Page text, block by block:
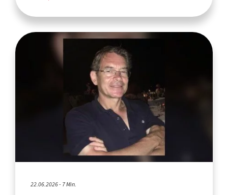
22.06.2026 - 7 Min.